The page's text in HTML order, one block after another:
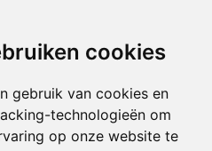
cookies
gebruik van cookies en
technologieën om
op onze website te